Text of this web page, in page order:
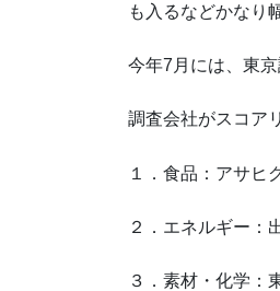
も入るなどかなり
今年7月には、東
調査会社がスコア
１．食品：アサヒ
２．エネルギー：
３．素材・化学：